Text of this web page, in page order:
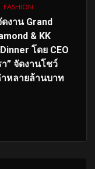
FASHION
งาน Grand
& KK
โดย CEO
” จัดงานโชว์
าหลายล้านบาท